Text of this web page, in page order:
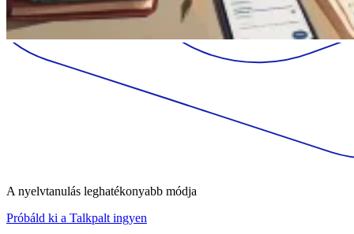
A nyelvtanulás leghatékonyabb módja
Próbáld ki a Talkpalt ingyen